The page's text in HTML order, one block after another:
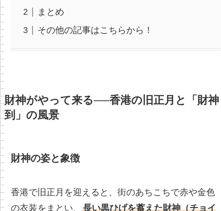
まとめ
その他の記事はこちらから！
財神がやって来る──香港の旧正月と「財神
到」の風景
財神の姿と象徴
香港で旧正月を迎えると、街のあちこちで赤や金色
の衣装をまとい、長い黒ひげを蓄えた財神（チョイ